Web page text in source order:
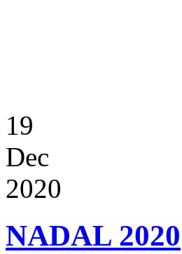
19
Dec
2020
NADAL 2020